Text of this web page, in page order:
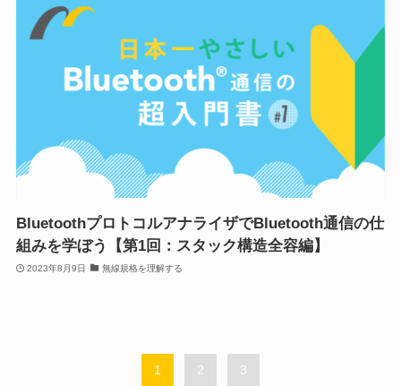
BluetoothプロトコルアナライザでBluetooth通信の仕
組みを学ぼう【第1回：スタック構造全容編】
2023年8月9日 無線規格を理解する
1 2 3